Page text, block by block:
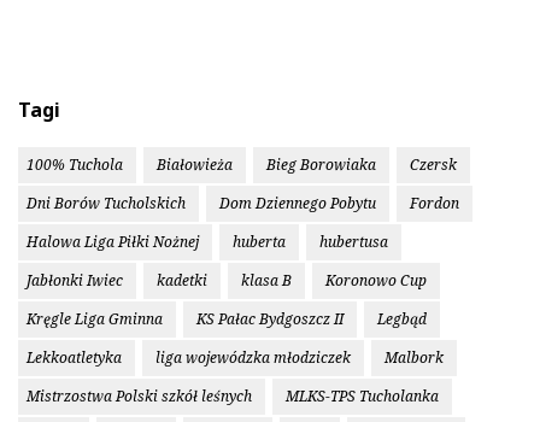
Tagi
100% Tuchola Białowieża Bieg Borowiaka
Czersk
Dni Borów Tucholskich
Dom Dziennego Pobytu
Fordon
Halowa Liga Piłki Nożnej
huberta
hubertusa
Jabłonki Iwiec
kadetki klasa B
Koronowo Cup
Kręgle Liga Gminna
KS Pałac Bydgoszcz II
Legbąd
Lekkoatletyka
liga wojewódzka młodziczek
Malbork
Mistrzostwa Polski szkół leśnych
MLKS-TPS Tucholanka